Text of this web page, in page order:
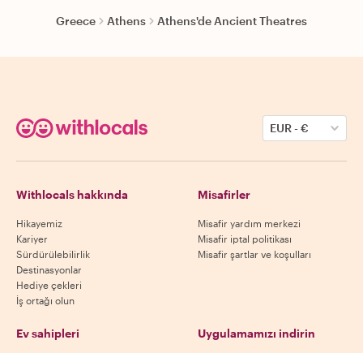
Greece Athens Athens'de Ancient Theatres
EUR-€
Withlocals hakkında
Hikayemiz
Kariyer
Sürdürülebilirlik
Destinasyonlar
Hediye çekleri
İş ortağı olun
Misafirler
Misafir yardım merkezi
Misafir iptal politikası
Misafir şartlar ve koşulları
Ev sahipleri Uygulamamızı indirin